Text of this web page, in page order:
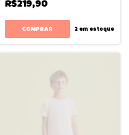
R$219,90
COMPRAR 2 em estoque